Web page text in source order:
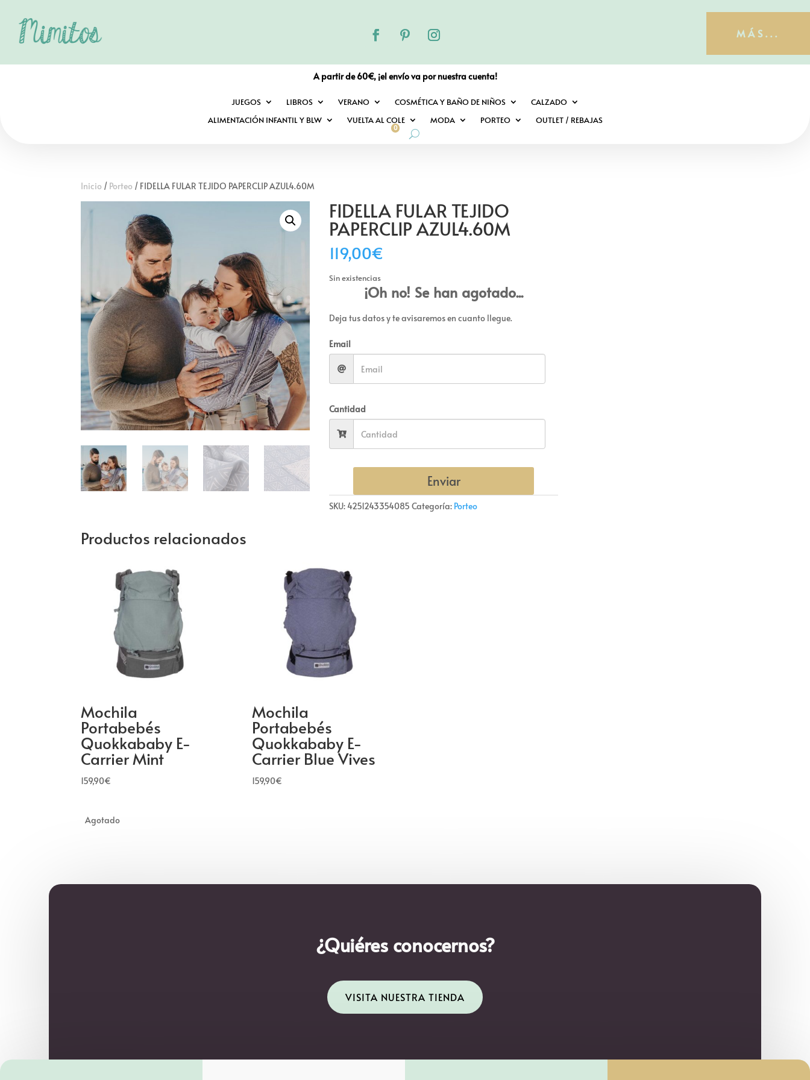
MÁS...
A partir de 60€, ¡el envío va por nuestra cuenta!
JUEGOS LIBROS VERANO COSMÉTICA Y BAÑO DE NIÑOS
CALZADO
ALIMENTACIÓN INFANTIL Y BLW
VUELTA AL COLE MODA PORTEO OUTLET / REBAJAS
0
Inicio / Porteo / FIDELLA FULAR TEJIDO PAPERCLIP AZUL4.60M
FIDELLA FULAR TEJIDO
PAPERCLIP AZUL4.60M
119,00€
Sin existencias
¡Oh no! Se han agotado...
Deja tus datos y te avisaremos en cuanto llegue.
Email
Cantidad
Enviar
SKU: 4251243354085 Categoría: Porteo
Productos relacionados
Mochila
Portabebés
Quokkababy E-
Carrier Mint
159,90€
Mochila
Portabebés
Quokkababy E-
Carrier Blue Vives
159,90€
¿Quiéres conocernos?
VISITA NUESTRA TIENDA